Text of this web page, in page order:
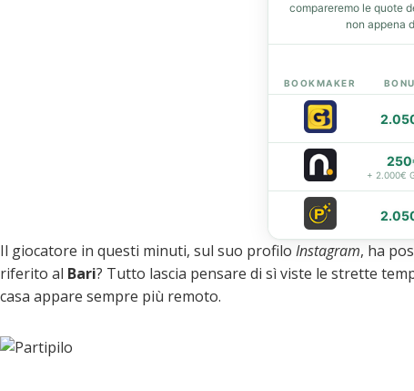
compareremo le quote
non appena
BOOKMAKER
+ 2.000€
Il giocatore in questi minuti, sul suo profilo Instagram, ha
riferito al Bari? Tutto lascia pensare di sì viste le strette
casa appare sempre più remoto.